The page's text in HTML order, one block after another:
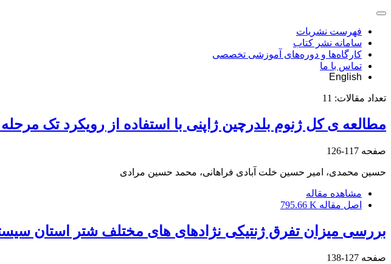
فهرست نشریات
سامانه نشر کتاب
کارگاه‌ها و دوره‌های آموزشی تخصصی
تماس با ما
English
تعداد مقالات: 11
مطالعه ی کل ژنوم بلدرچین ژاپنی با استفاده از رویکرد تک
صفحه 117-126
حسین محمدی، امیر حسین خلت آبادی فراهانی، محمد حسین مرادی
مشاهده مقاله
اصل مقاله 795.66 K
بررسی میزان تفرق ژنتیکی نژادهای های مختلف شتر استان
صفحه 127-138